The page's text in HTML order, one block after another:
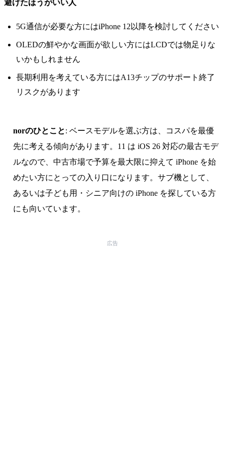
避けたほうがいい人
5G通信が必要な方にはiPhone 12以降を検討してください
OLEDの鮮やかな画面が欲しい方にはLCDでは物足りな
いかもしれません
長期利用を考えている方にはA13チップのサポート終了
リスクがあります
norのひとこと: ベースモデルを選ぶ方は、コスパを最優
先に考える傾向があります。11 は iOS 26 対応の最古モデ
ルなので、中古市場で予算を最大限に抑えて iPhone を始
めたい方にとっての入り口になります。サブ機として、
あるいは子ども用・シニア向けの iPhone を探している方
にも向いています。
広告